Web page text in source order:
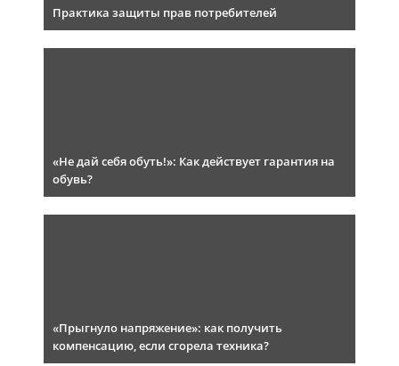
Практика защиты прав потребителей
«Не дай себя обуть!»: Как действует гарантия на
обувь?
«Прыгнуло напряжение»: как получить
компенсацию, если сгорела техника?